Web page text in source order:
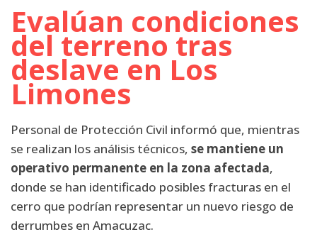
Evalúan condiciones
del terreno tras
deslave en Los
Limones
Personal de Protección Civil informó que, mientras
se realizan los análisis técnicos, se mantiene un
operativo permanente en la zona afectada,
donde se han identificado posibles fracturas en el
cerro que podrían representar un nuevo riesgo de
derrumbes en Amacuzac.